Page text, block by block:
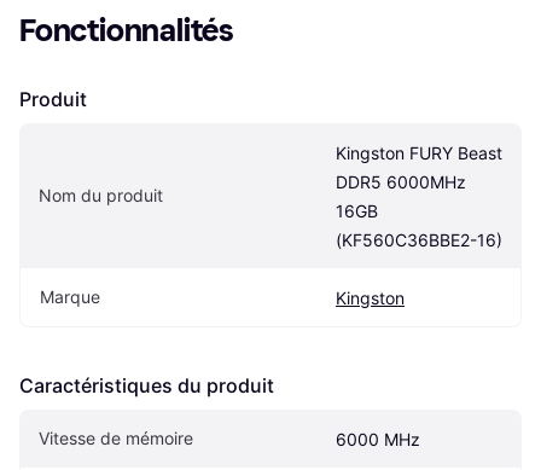
Fonctionnalités
Produit
Nom du produit
Kingston FURY Beast
DDR5 6000MHz
16GB
(KF560C36BBE2-16)
Marque Kingston
Caractéristiques du produit
Vitesse de mémoire 6000 MHz